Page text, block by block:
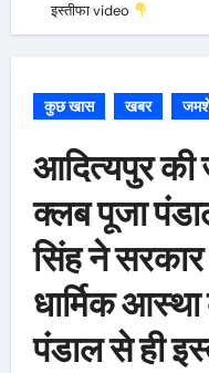
इस्तीफा video
कुछ खास खबर
आदित्यपुर की
क्लब पूजा
सिंह ने
धार्मिक
पंडाल से ही